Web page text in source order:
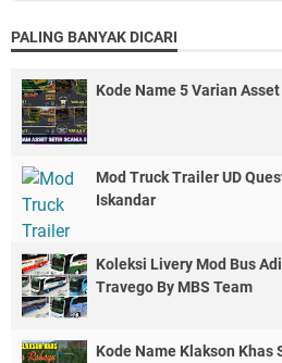
PALING BANYAK DICARI
Kode Name 5 Varian
Mod Truck Trailer UD
Iskandar
Koleksi Livery Mod Bus
Travego By MBS Team
Kode Name Klakson Khas